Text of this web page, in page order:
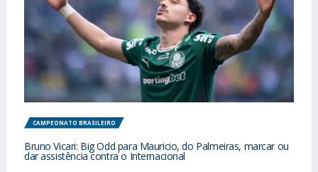
CAMPEONATO BRASILEIRO
Bruno Vicari: Big Odd para Mauricio, do Palmeiras, marcar ou
dar assistência contra o Internacional